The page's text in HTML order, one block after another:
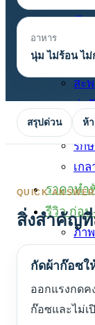
ฟัน
ขู
คร
สะ
ผ่า
ฟ
รัก
เก
ราคาทำ
รีวิว ก่อ
ภา
คู่มือคน
คู่มื
คู่มื
อาหาร
นุ่ม ไม่ร้อน ไม่
สรุปด่วน ห้
QUICK ANSWER
สิ่งสำคัญ
กัดผ้าก๊อซใ
ออกแรงกดค
ก๊อซและไม่เ